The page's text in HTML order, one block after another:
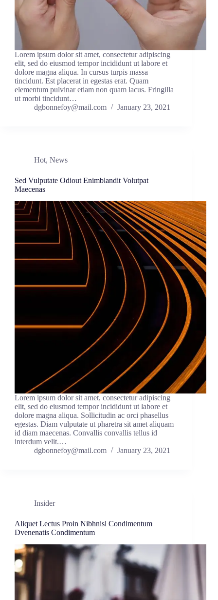
Lorem ipsum dolor sit amet, consectetur adipiscing
elit, sed do eiusmod tempor incididunt ut labore et
dolore magna aliqua. In cursus turpis massa
tincidunt. Est placerat in egestas erat. Quam
elementum pulvinar etiam non quam lacus. Fringilla
ut morbi tincidunt…
dgbonnefoy@mail.com
January 23, 2021
Hot, News
Sed Vulputate Odiout Enimblandit Volutpat
Maecenas
Lorem ipsum dolor sit amet, consectetur adipiscing
elit, sed do eiusmod tempor incididunt ut labore et
dolore magna aliqua. Sollicitudin ac orci phasellus
egestas. Diam vulputate ut pharetra sit amet aliquam
id diam maecenas. Convallis convallis tellus id
interdum velit.…
dgbonnefoy@mail.com
January 23, 2021
Insider
Aliquet Lectus Proin Nibhnisl Condimentum
Dvenenatis Condimentum